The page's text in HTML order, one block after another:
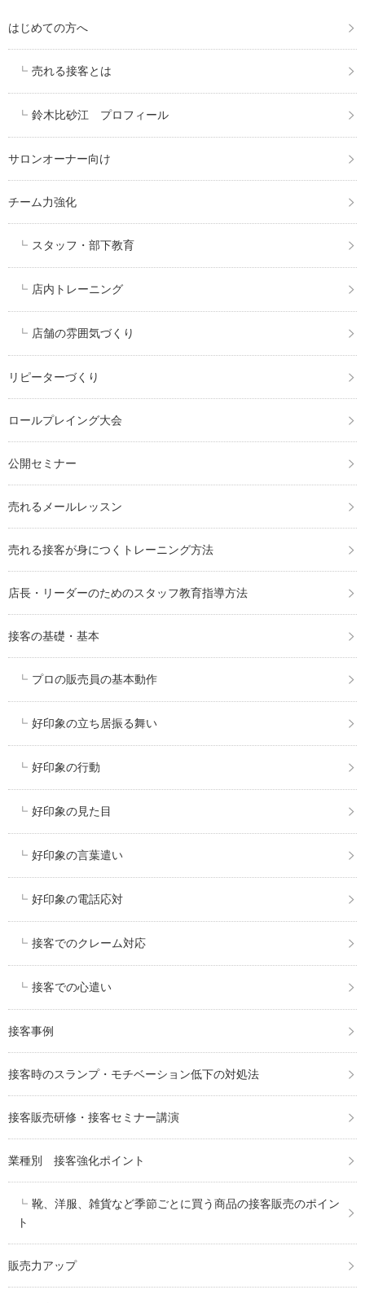
はじめての方へ
売れる接客とは
鈴木比砂江 プロフィール
サロンオーナー向け
チーム力強化
スタッフ・部下教育
店内トレーニング
店舗の雰囲気づくり
リピーターづくり
ロールプレイング大会
公開セミナー
売れるメールレッスン
売れる接客が身につくトレーニング方法
店長・リーダーのためのスタッフ教育指導方法
接客の基礎・基本
プロの販売員の基本動作
好印象の立ち居振る舞い
好印象の行動
好印象の見た目
好印象の言葉遣い
好印象の電話応対
接客でのクレーム対応
接客での心遣い
接客事例
接客時のスランプ・モチベーション低下の対処法
接客販売研修・接客セミナー講演
業種別 接客強化ポイント
靴、洋服、雑貨など季節ごとに買う商品の接客販売のポイン
ト
販売力アップ